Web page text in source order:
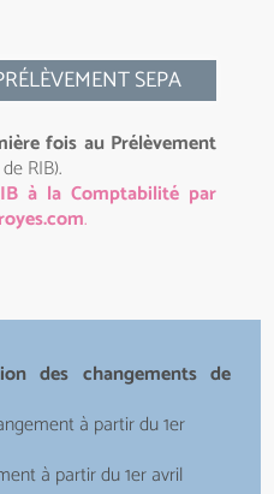
SEPA
fois au Prélèvement
RIB).
à la Comptabilité par
.
des changements de
à partir du 1er
à partir du 1er avril